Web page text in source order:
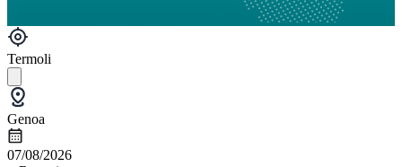
Termoli
Genoa
07/08/2026